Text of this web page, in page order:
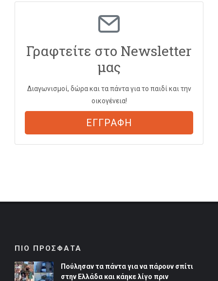
Γραφτείτε στο Newsletter
μας
Διαγωνισμοί, δώρα και τα πάντα για το παιδί και την
οικογένεια!
ΕΓΓΡΑΦΗ
ΠΙΟ ΠΡΟΣΦΑΤΑ
Πούλησαν τα πάντα για να πάρουν σπίτι
στην Ελλάδα και κάηκε λίγο πριν